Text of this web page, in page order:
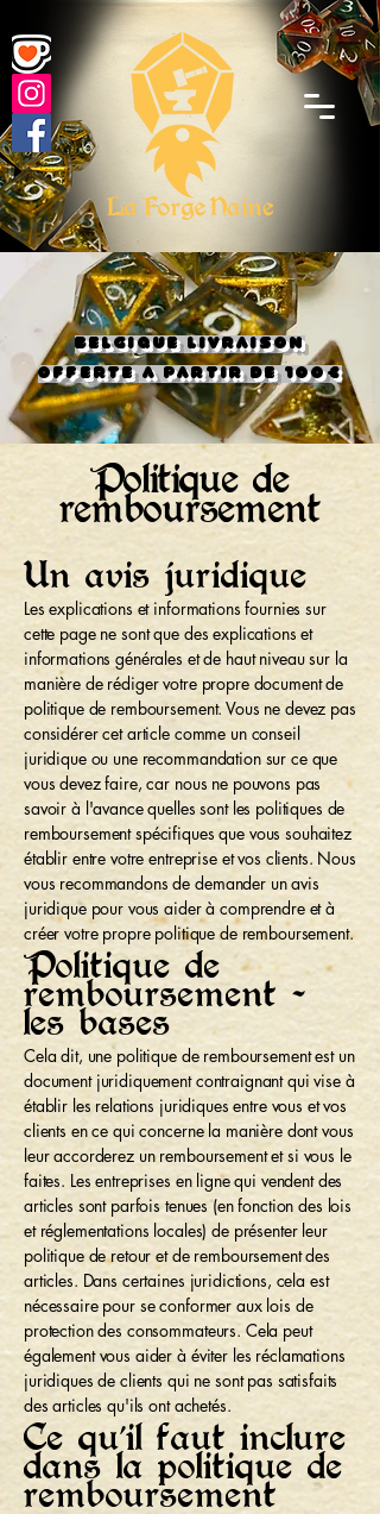
BELGIQUE LIVRAISON
OFFERTE A PARTIR DE 100€
Politique de
remboursement
Un avis juridique
Les explications et informations fournies sur
cette page ne sont que des explications et
informations générales et de haut niveau sur la
manière de rédiger votre propre document de
politique de remboursement. Vous ne devez pas
considérer cet article comme un conseil
juridique ou une recommandation sur ce que
vous devez faire, car nous ne pouvons pas
savoir à l'avance quelles sont les politiques de
remboursement spécifiques que vous souhaitez
établir entre votre entreprise et vos clients. Nous
vous recommandons de demander un avis
juridique pour vous aider à comprendre et à
créer votre propre politique de remboursement.
Politique de
remboursement -
les bases
Cela dit, une politique de remboursement est un
document juridiquement contraignant qui vise à
établir les relations juridiques entre vous et vos
clients en ce qui concerne la manière dont vous
leur accorderez un remboursement et si vous le
faites. Les entreprises en ligne qui vendent des
articles sont parfois tenues (en fonction des lois
et réglementations locales) de présenter leur
politique de retour et de remboursement des
articles. Dans certaines juridictions, cela est
nécessaire pour se conformer aux lois de
protection des consommateurs. Cela peut
également vous aider à éviter les réclamations
juridiques de clients qui ne sont pas satisfaits
des articles qu'ils ont achetés.
Ce qu'il faut inclure
dans la politique de
remboursement